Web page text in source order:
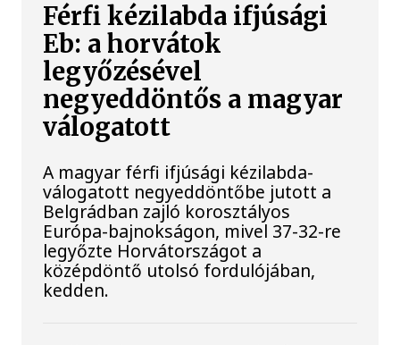
Férfi kézilabda ifjúsági
Eb: a horvátok
legyőzésével
negyeddöntős a magyar
válogatott
A magyar férfi ifjúsági kézilabda-
válogatott negyeddöntőbe jutott a
Belgrádban zajló korosztályos
Európa-bajnokságon, mivel 37-32-re
legyőzte Horvátországot a
középdöntő utolsó fordulójában,
kedden.